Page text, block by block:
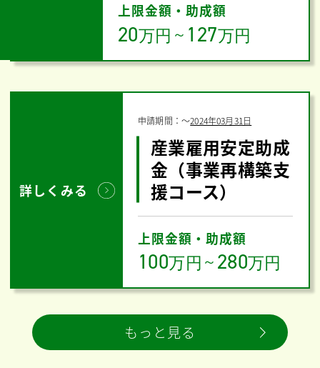
上限金額・助成額
20万円 ～ 127万円
詳しくみる
申請期間：〜2024年03月31日
産業雇用安定助成
金（事業再構築支
援コース）
上限金額・助成額
100万円 ～ 280万円
もっと見る